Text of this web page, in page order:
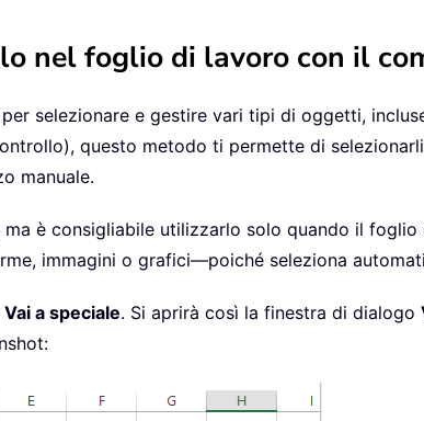
nel foglio di lavoro con il
selezionare e gestire vari tipi di oggetti,
questo metodo ti permette di
manuale.
è consigliabile utilizzarlo solo quando il
immagini o grafici—poiché seleziona
Vai a speciale. Si aprirà così la finestra di dialogo